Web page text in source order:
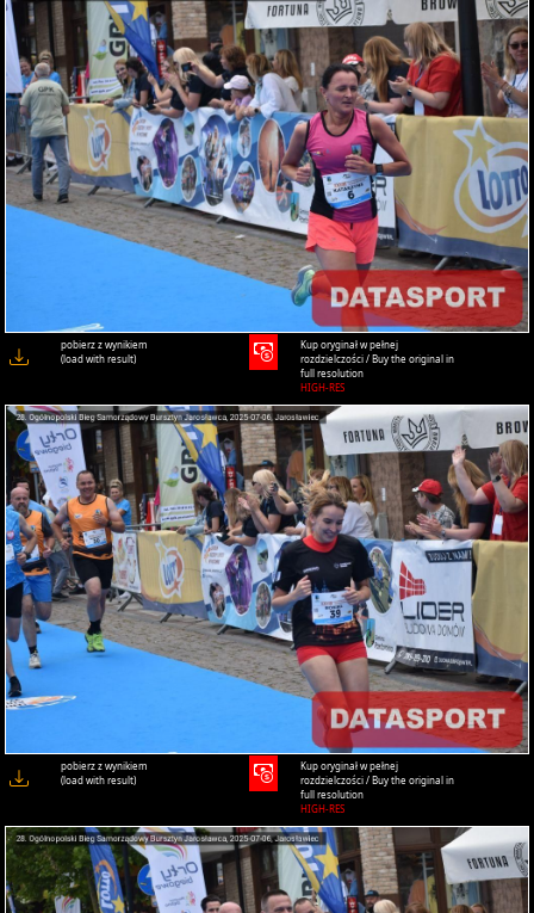
pobierz z wynikiem
(load with result)
Kup oryginał w pełnej
rozdzielczości / Buy the original in
full resolution
HIGH-RES
pobierz z wynikiem
(load with result)
Kup oryginał w pełnej
rozdzielczości / Buy the original in
full resolution
HIGH-RES